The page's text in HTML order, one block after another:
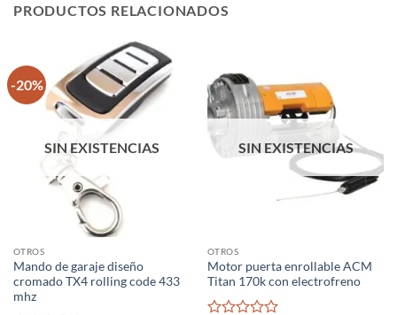
PRODUCTOS RELACIONADOS
-20%
SIN EXISTENCIAS
OTROS
Mando de garaje diseño
cromado TX4 rolling code 433
mhz
SIN EXISTENCIAS
OTROS
Motor puerta enrollable ACM
Titan 170k con electrofreno